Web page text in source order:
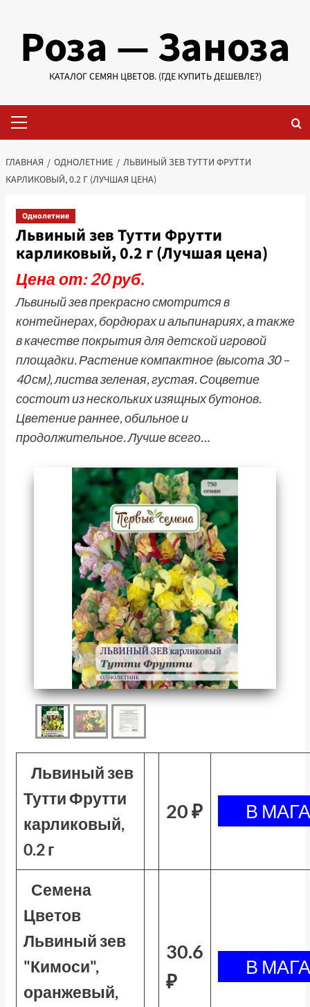
содержимому
Роза — Заноза
КАТАЛОГ СЕМЯН ЦВЕТОВ. (ГДЕ КУПИТЬ ДЕШЕВЛЕ?)
меню
ГЛАВНАЯ ОДНОЛЕТНИЕ
ЛЬВИНЫЙ ЗЕВ ТУТТИ ФРУТТИ
КАРЛИКОВЫЙ, 0.2 Г (ЛУЧШАЯ ЦЕНА)
Однолетние
Львиный зев Тутти Фрутти
карликовый, 0.2 г (Лучшая цена)
Цена от: 20 руб.
Львиный зев прекрасно смотрится в
контейнерах, бордюрах и альпинариях, а также
в качестве покрытия для детской игровой
площадки. Растение компактное (высота 30 –
40 см), листва зеленая, густая. Соцветие
состоит из нескольких изящных бутонов.
Цветение раннее, обильное и
продолжительное. Лучше всего…
Львиный зев
Тутти Фрутти
карликовый,
0.2 г
20 ₽
Семена
Цветов
Львиный зев
"Кимоси",
оранжевый,
30.6
₽